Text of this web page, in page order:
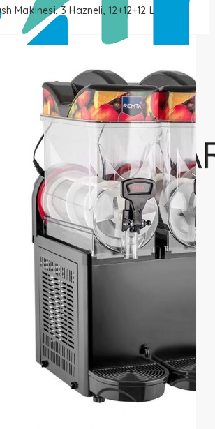
Makinesi, 3 Hazneli, 12+12+12 L